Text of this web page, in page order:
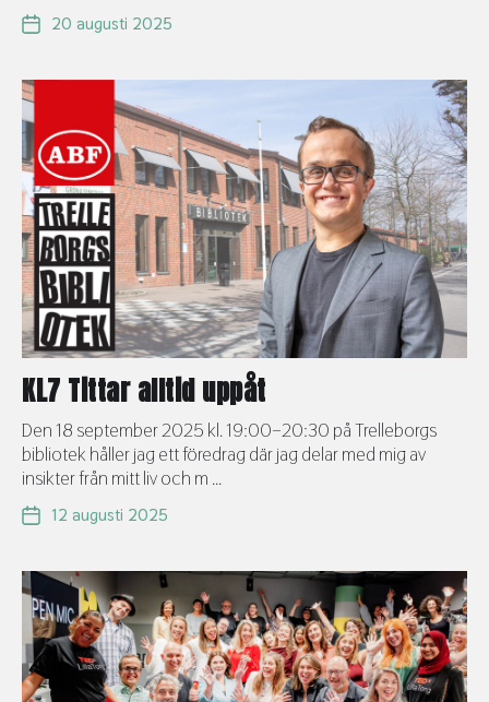
20 augusti 2025
KL7 Tittar alltid uppåt
Den 18 september 2025 kl. 19:00–20:30 på Trelleborgs
bibliotek håller jag ett föredrag där jag delar med mig av
insikter från mitt liv och m ...
12 augusti 2025